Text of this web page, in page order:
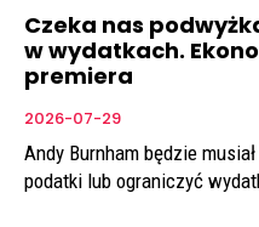
Czeka nas
w wydatkach.
premiera
2026-07-29
Andy Burnham będzie
podatki lub ograniczyć